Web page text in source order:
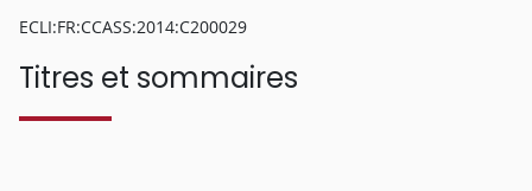
ECLI:FR:CCASS:2014:C200029
Titres et sommaires